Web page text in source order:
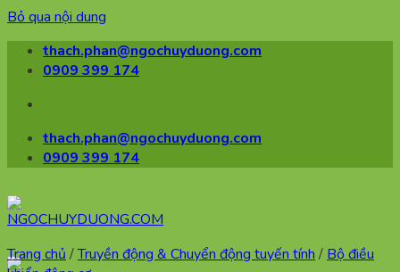
Bỏ qua nội dung
thach.phan@ngochuyduong.com
0909 399 174
thach.phan@ngochuyduong.com
0909 399 174
Trang chủ /Truyền động & Chuyển động tuyến tính / Bộ điều